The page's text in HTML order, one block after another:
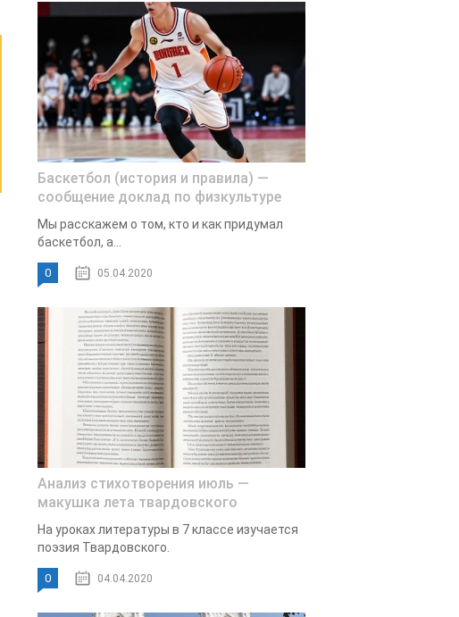
Баскетбол (история и правила) —
сообщение доклад по физкультуре
Мы расскажем о том, кто и как придумал
баскетбол, а...
0 05.04.2020
Анализ стихотворения июль —
макушка лета твардовского
На уроках литературы в 7 классе изучается
поэзия Твардовского.
0 04.04.2020